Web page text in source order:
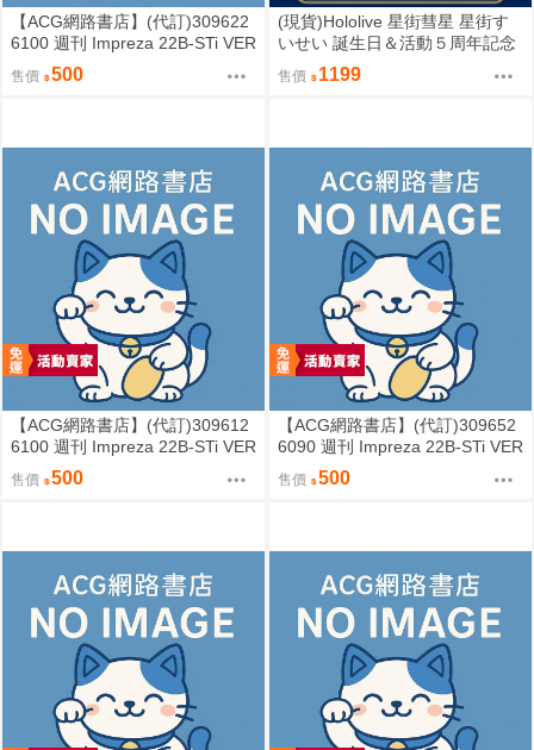
【ACG網路書店】(代訂)309622
6100 週刊 Impreza 22B-STi VER
SION をつくる (9)
售價 500
(現貨)Hololive 星街彗星 星街す
いせい 誕生日＆活動５周年記念
COMET透明側背包 單肩背包
售價 1199
【ACG網路書店】(代訂)309612
6100 週刊 Impreza 22B-STi VER
SION をつくる (8)
售價 500
【ACG網路書店】(代訂)309652
6090 週刊 Impreza 22B-STi VER
SION をつくる (7)
售價 500